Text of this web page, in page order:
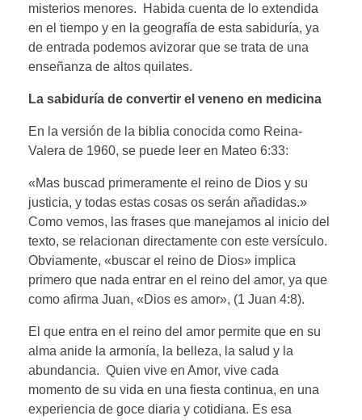
misterios menores. Habida cuenta de lo extendida
en el tiempo y en la geografía de esta sabiduría, ya
de entrada podemos avizorar que se trata de una
enseñanza de altos quilates.
La sabiduría de convertir el veneno en medicina
En la versión de la biblia conocida como Reina-
Valera de 1960, se puede leer en Mateo 6:33:
«Mas buscad primeramente el reino de Dios y su
justicia, y todas estas cosas os serán añadidas.»
Como vemos, las frases que manejamos al inicio del
texto, se relacionan directamente con este versículo.
Obviamente, «buscar el reino de Dios» implica
primero que nada entrar en el reino del amor, ya que
como afirma Juan, «Dios es amor», (1 Juan 4:8).
El que entra en el reino del amor permite que en su
alma anide la armonía, la belleza, la salud y la
abundancia. Quien vive en Amor, vive cada
momento de su vida en una fiesta continua, en una
experiencia de goce diaria y cotidiana. Es esa